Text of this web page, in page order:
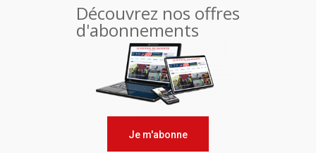
Découvrez nos offres
d'abonnements
Je m'abonne